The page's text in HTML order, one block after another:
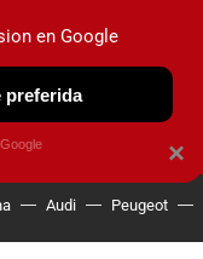
OBSERVATORIO
Audi Peugeot
×
en Google
preferida